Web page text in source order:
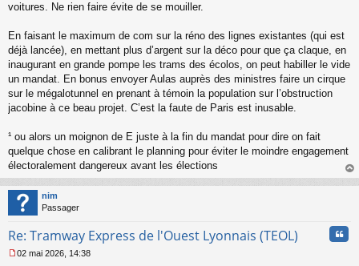
voitures. Ne rien faire évite de se mouiller.
En faisant le maximum de com sur la réno des lignes existantes (qui est
déjà lancée), en mettant plus d’argent sur la déco pour que ça claque, en
inaugurant en grande pompe les trams des écolos, on peut habiller le vide
un mandat. En bonus envoyer Aulas auprès des ministres faire un cirque
sur le mégalotunnel en prenant à témoin la population sur l’obstruction
jacobine à ce beau projet. C’est la faute de Paris est inusable.
¹ ou alors un moignon de E juste à la fin du mandat pour dire on fait
quelque chose en calibrant le planning pour éviter le moindre engagement
électoralement dangereux avant les élections
au
nim
Passager
Re: Tramway Express de l'Ouest Lyonnais (TEOL)
02 mai 2026, 14:38